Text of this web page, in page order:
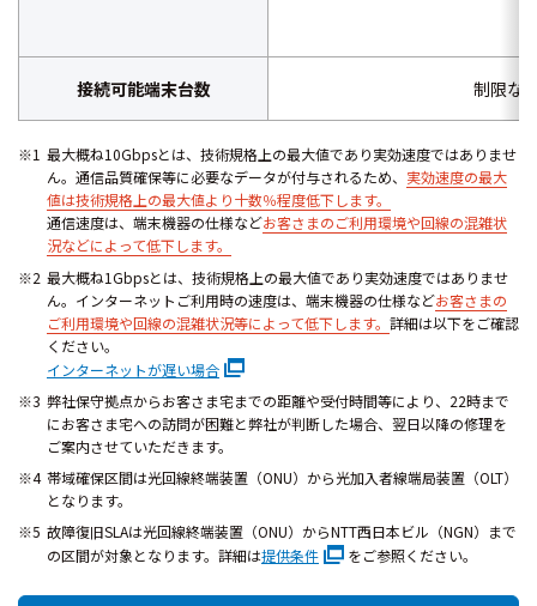
接続可能端末台数 制限な
最大概ね10Gbpsとは、技術規格上の最大値であり実効速度ではありませ
ん。通信品質確保等に必要なデータが付与されるため、 実効速度の最大
値は技術規格上の最大値より十数％程度低下します。
通信速度は、端末機器の仕様などお客さまのご利用環境や回線の混雑状
況などによって低下します。
最大概ね1Gbpsとは、技術規格上の最大値であり実効速度ではありませ
ん。インターネットご利用時の速度は、端末機器の仕様などお客さまの
ご利用環境や回線の混雑状況等によって低下します。 詳細は以下をご確認
ください。
インターネットが遅い場合
弊社保守拠点からお客さま宅までの距離や受付時間等により、22時まで
にお客さま宅への訪問が困難と弊社が判断した場合、翌日以降の修理を
ご案内させていただきます。
帯域確保区間は光回線終端装置（ONU）から光加入者線端局装置（OLT）
となります。
故障復旧SLAは光回線終端装置（ONU）からNTT西日本ビル（NGN）まで
の区間が対象となります。詳細は提供条件 をご参照ください。